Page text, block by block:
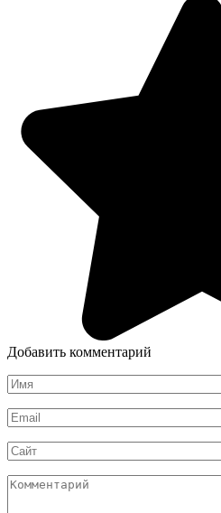
Добавить комментарий
Имя
*
Email
*
Сайт
Комментарий